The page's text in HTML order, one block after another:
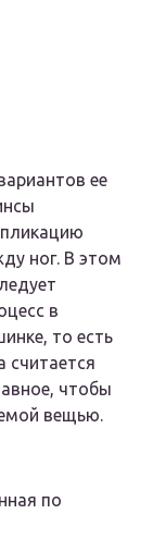
ее
ног. В этом
в
то есть
считается
чтобы
вещью.
по